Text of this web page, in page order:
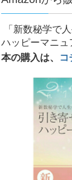
「新数秘学で
ハッピーマニュ
本の購入は、